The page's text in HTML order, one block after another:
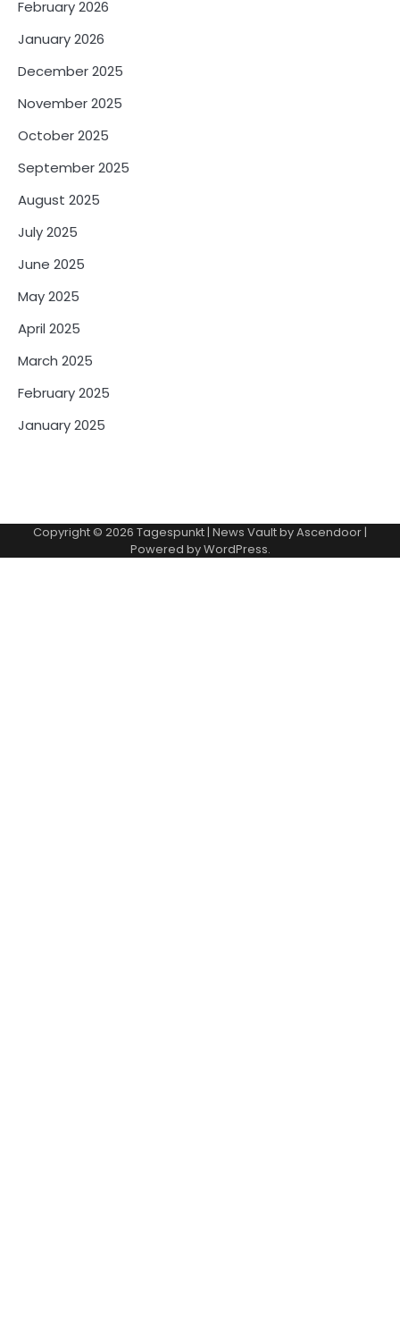
February 2026
January 2026
December 2025
November 2025
October 2025
September 2025
August 2025
July 2025
June 2025
May 2025
April 2025
March 2025
February 2025
January 2025
Copyright © 2026 Tagespunkt| News Vault byAscendoor|
Powered byWordPress.